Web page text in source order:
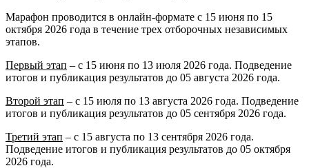
Марафон проводится в онлайн-формате с 15 июня по 15
октября 2026 года в течение трех отборочных независимых
этапов.
Первый этап – с 15 июня по 13 июля 2026 года. Подведение
итогов и публикация результатов до 05 августа 2026 года.
Второй этап – с 15 июля по 13 августа 2026 года. Подведение
итогов и публикация результатов до 05 сентября 2026 года.
Третий этап – с 15 августа по 13 сентября 2026 года.
Подведение итогов и публикация результатов до 05 октября
2026 года.